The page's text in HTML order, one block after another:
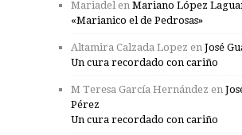
Mariadel en Mariano López
«Marianico el de Pedrosas»
Altamira Calzada Lopez en José
Un cura recordado con cariño
M Teresa García Hernández en
Pérez
Un cura recordado con cariño